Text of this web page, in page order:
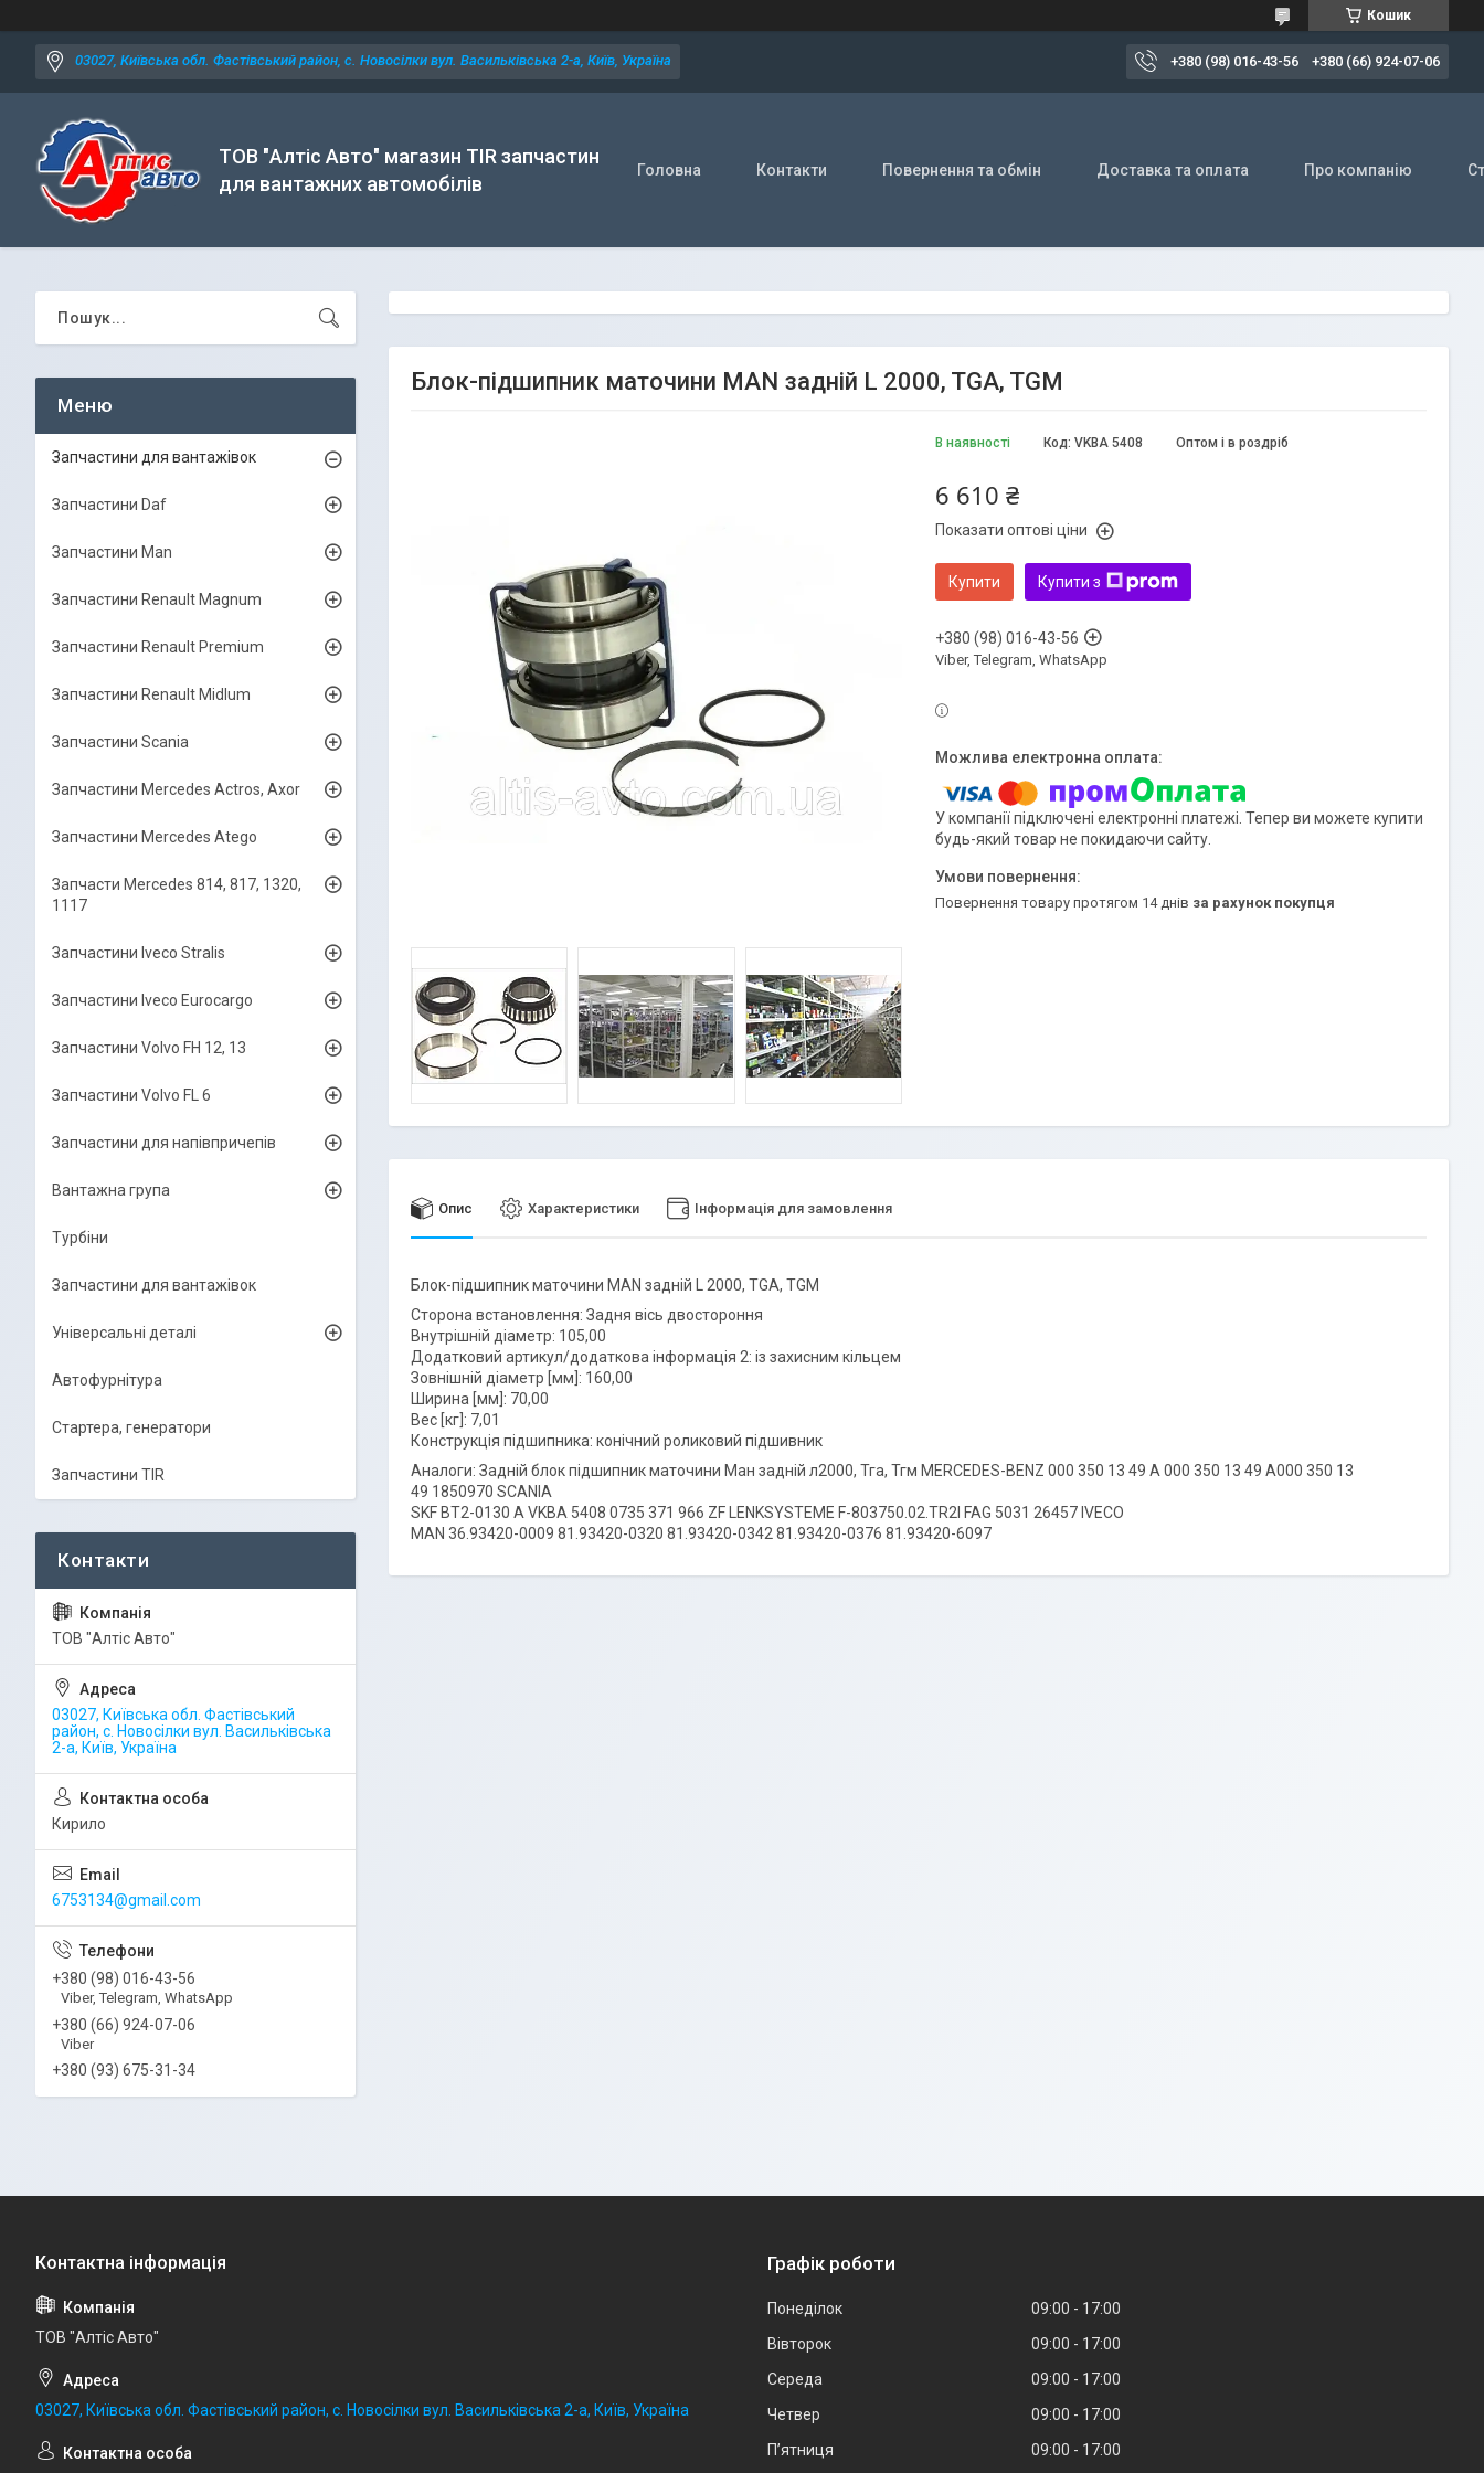
Кошик
03027, Київська обл. Фастівський район, с. Новосілки вул. Васильківська 2-а, Київ, Україна +380 (98) 016-43-56 +380 (66) 924-07-06
ТОВ "Алтіс Авто" магазин TIR запчастин
для вантажних автомобілів
Головна Контакти Повернення та обмін Доставка та оплата Про компанію
Блок-підшипник маточини MAN задній L 2000, TGA, TGM
В наявності Оптом і в роздріб
Код: VKBA 5408
6 610 ₴
Показати оптові ціни
Купити Купити з
+380 (98) 016-43-56
Viber, Telegram, WhatsApp
У компанії підключені електронні платежі. Тепер ви можете купити
будь-який товар не покидаючи сайту.
повернення товару протягом 14 днів за рахунок покупця
Опис Характеристики Інформація для замовлення
Блок-підшипник маточини MAN задній L 2000, TGA, TGM
Сторона встановлення: Задня вісь двостороння
Внутрішній діаметр: 105,00
Додатковий артикул/додаткова інформація 2: із захисним кільцем
Зовнішній діаметр [мм]: 160,00
Ширина [мм]: 70,00
Вес [кг]: 7,01
Конструкція підшипника: конічний роликовий підшивник
Аналоги: Задній блок підшипник маточини Ман задній л2000, Тга, Тгм MERCEDES-BENZ 000 350 13 49 A 000 350 13 49 A000 350 13
49 1850970 SCANIA
SKF BT2-0130 A VKBA 5408 0735 371 966 ZF LENKSYSTEME F-803750.02.TR2I FAG 5031 26457 IVECO
MAN 36.93420-0009 81.93420-0320 81.93420-0342 81.93420-0376 81.93420-6097
Запчастини для вантажівок
Запчастини Daf
Запчастини Man
Запчастини Renault Magnum
Запчастини Renault Premium
Запчастини Renault Midlum
Запчастини Scania
Запчастини Mercedes Actros, Axor
Запчастини Mercedes Atego
Запчасти Mercedes 814, 817, 1320,
1117
Запчастини Iveco Stralis
Запчастини Iveco Eurocargo
Запчастини Volvo FH 12, 13
Запчастини Volvo FL 6
Запчастини для напівпричепів
Вантажна група
Турбіни
Запчастини для вантажівок
Універсальні деталі
Автофурнітура
Стартера, генератори
Запчастини TIR
ТОВ "Алтіс Авто"
03027, Київська обл. Фастівський
район, с. Новосілки вул. Васильківська
2-а, Київ, Україна
Кирило
6753134@gmail.com
+380 (98) 016-43-56
Viber, Telegram, WhatsApp
+380 (66) 924-07-06
Viber
+380 (93) 675-31-34
ТОВ "Алтіс Авто"
03027, Київська обл. Фастівський район, с. Новосілки вул. Васильківська 2-а, Київ, Україна
Графік роботи
Понеділок 09:00
17:00
Вівторок
09:00
17:00
Середа
09:00
17:00
Четвер
09:00
17:00
Пʼятниця
09:00 17:00